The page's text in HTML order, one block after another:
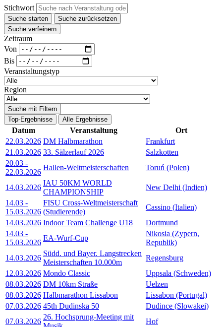
Stichwort
Suche starten
Suche zurücksetzen
Suche verfeinern
Zeitraum
Von
Bis
Veranstaltungstyp
Region
Suche mit Filtern
Top-Ergebnisse
Alle Ergebnisse
Datum Veranstaltung
Ort
22.03.2026 DM Halbmarathon
Frankfurt
21.03.2026 33. Sälzerlauf 2026
Salzkotten
20.03 -
22.03.2026
Hallen-Weltmeisterschaften Toruń (Polen)
14.03.2026
IAU 50KM WORLD
CHAMPIONSHIP
New Delhi (Indien)
14.03 -
15.03.2026
FISU Cross-Weltmeisterschaft
(Studierende)
Cassino (Italien)
14.03.2026 Indoor Team Challenge U18
Dortmund
14.03 -
15.03.2026
EA-Wurf-Cup
Nikosia (Zypern,
Republik)
14.03.2026
Südd. und Bayer. Langstrecken
Meisterschaften 10.000m
Regensburg
12.03.2026 Mondo Classic
Uppsala (Schweden)
08.03.2026 DM 10km Straße
Uelzen
08.03.2026 Halbmarathon Lissabon
Lissabon (Portugal)
07.03.2026 45th Dudinska 50
Dudince (Slowakei)
07.03.2026
26. Hochsprung-Meeting mit
Hof